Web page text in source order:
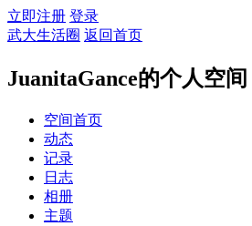
立即注册 登录
武大生活圈 返回首页
JuanitaGance的个人空间
空间首页
动态
记录
日志
相册
主题